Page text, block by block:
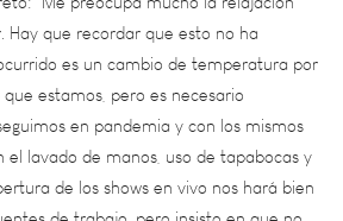
es un cambio de temperatura por
estamos, pero es necesario
en pandemia y con los mismos
lavado de manos, uso de tapabocas y
de los shows en vivo nos hará bien
de trabajo, pero insisto en que no